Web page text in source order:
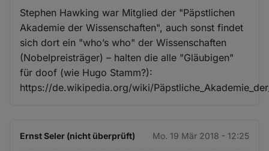
Stephen Hawking war Mitglied der "Päpstlichen
Akademie der Wissenschaften", auch sonst findet
sich dort ein "who’s who" der Wissenschaften
(Nobelpreisträger) – halten die alle "Gläubigen"
für doof (wie Hugo Stamm?):
https://de.wikipedia.org/wiki/
Ernst Seler (nicht überprüft) Mo. 19 Mär 2018 - 12:25